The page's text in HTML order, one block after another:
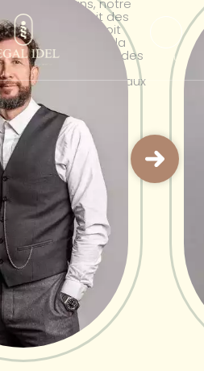
MENU
de 20 ans, notre
en droit des
des sociétés, droit
fiscal, droit de la
du travail et droit des
de santé, et
(ères) libéraux
(IDEL).
cabinet